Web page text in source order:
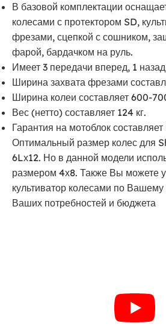
В базовой комплектации
колесами с протектором SD,
фрезами, сцепкой с сошником,
фарой, бардачком на руль.
Имеет 3 передачи вперед, 1
Ширина захвата фрезами
Ширина колеи составляет 600-
Вес (нетто) составляет 124 кг.
Гарантия на мотоблок
Оптимальный размер колес для
6Lх12. Но в данной модели
размером 4х8. Также Вы можете
культиватор колесами по
Ваших потребностей и бюджета